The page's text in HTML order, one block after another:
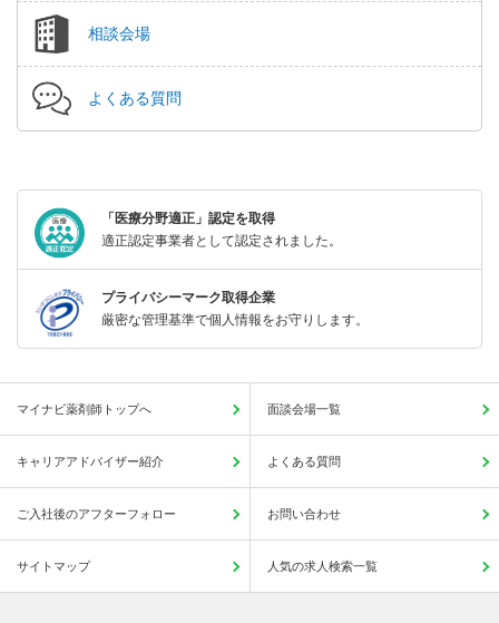
相談会場
よくある質問
「医療分野適正」認定を取得
適正認定事業者として認定されました。
プライバシーマーク取得企業
厳密な管理基準で個人情報をお守りします。
マイナビ薬剤師トップへ 面談会場一覧
キャリアアドバイザー紹介 よくある質問
ご入社後のアフターフォロー お問い合わせ
サイトマップ 人気の求人検索一覧